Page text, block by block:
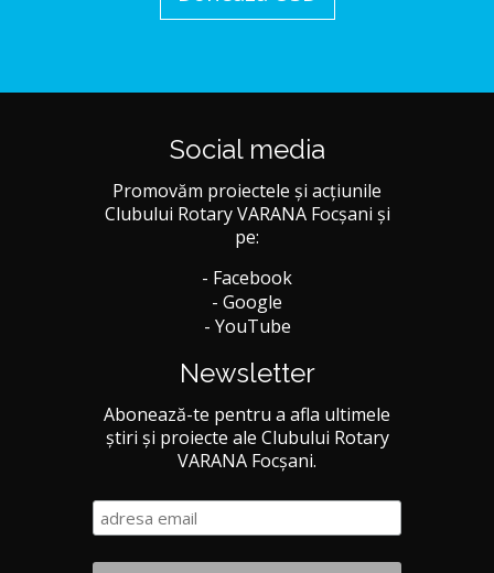
Social media
Promovăm proiectele și acțiunile
Clubului Rotary VARANA Focșani și
pe:
- Facebook
- Google
- YouTube
Newsletter
Abonează-te pentru a afla ultimele
știri și proiecte ale Clubului Rotary
VARANA Focșani.